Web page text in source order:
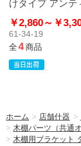
けタイプ アンテ
ルド
￥2,860～ ￥
61-34-19
全4商品
ホーム > 店舗什器 >
> 木棚パーツ（共通
> 木棚用ブラケット